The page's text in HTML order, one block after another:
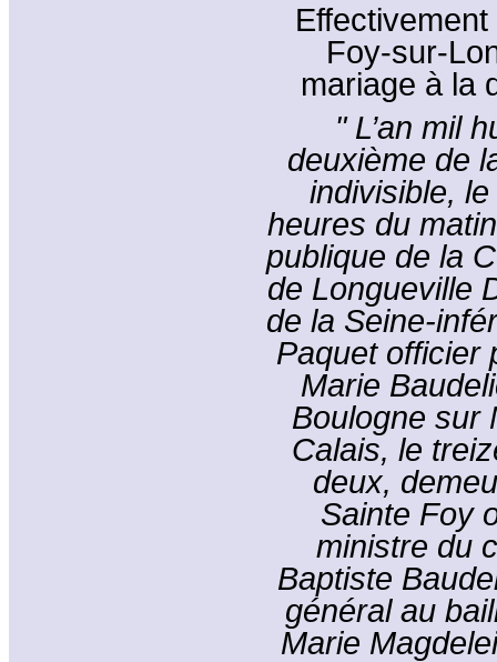
Foy-sur-
mariage à la
" L’an mil
deuxième de
indivisible,
heures du
publique de la
de Longueville
de la Seine-
Paquet officier
Marie
Boulogne sur
Calais, le
deux,
Sainte Foy
ministre du
Baptiste
général au
Marie